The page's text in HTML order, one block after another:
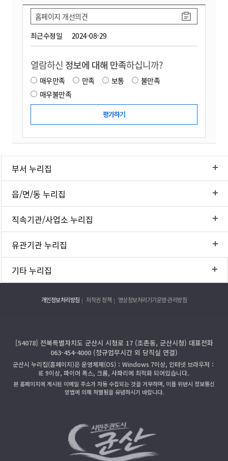
최근수정일 2024-08-29
홈페이지 개선의견
열람하신 정보에 대해 만족하십니까?
매우만족 만족 보통
불만족
매우불만족
부서 누리집
읍/면/동 누리집
직속기관/사업소 누리집
유관기관 누리집
기타 누리집
개인정보처리방침 저작권 정책 영상정보처리기기운영·관리방침
[54078] 전북특별자치도 군산시 시청로 17 (조촌동, 군산시청) 대표전화
063-454-4000 (정규업무시간 외 당직실 연결)
군산시 누리집(홈페이지)은 운영체제(OS)：Windows 7이상, 인터넷 브라우저：
IE 9이상, 파이어 폭스, 크롬, 사파리에 최적화 되어있습니다.
본 홈페이지에 게시된 이메일 주소가 자동 수집되는 것을 거부하며, 이를 위반시 정보통신
망법에 의해 처벌됨을 유념하시기 바랍니다.